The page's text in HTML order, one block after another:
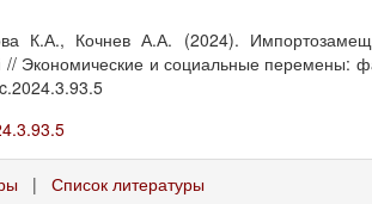
К.А., Кочнев А.А. (2024).
// Экономические и социальные перемены:
| Список литературы